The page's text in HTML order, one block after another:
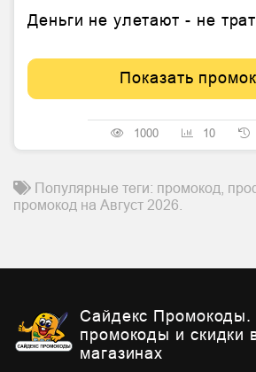
Деньги не улетают - не
Показать
1000 10
Популярные теги: промокод,
промокод на Август 2026.
Сайдекс
промокоды и скидки
магазинах